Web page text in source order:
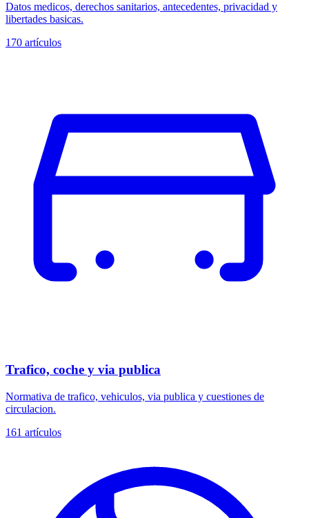
Datos medicos, derechos sanitarios, antecedentes, privacidad y
libertades basicas.
170 artículos
Trafico, coche y via publica
Normativa de trafico, vehiculos, via publica y cuestiones de
circulacion.
161 artículos